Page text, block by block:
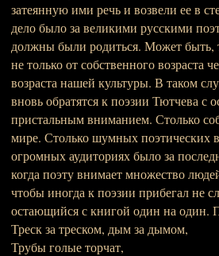
затеянную ими речь и возвели ее в
дело было за великими русскими
должны были родиться. Может быть,
не только от собственного возраста
возраста нашей культуры. В таком
вновь обратятся к поэзии Тютчева с
пристальным вниманием. Столько
мире. Столько шумных поэтических
огромных аудиториях было за
когда поэту внимает множество
чтобы иногда к поэзии прибегал не
остающийся с книгой один на один.
Треск за треском, дым за дымом,
Трубы голые торчат,